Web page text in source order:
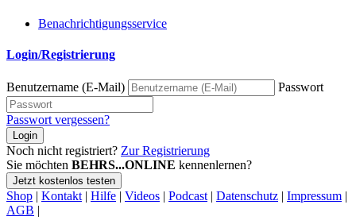
Benachrichtigungsservice
Login/Registrierung
Benutzername (E-Mail) Passwort
Passwort vergessen?
Login
Noch nicht registriert? Zur Registrierung
Sie möchten BEHRS...ONLINE kennenlernen?
Jetzt kostenlos testen
Shop | Kontakt | Hilfe | Videos | Podcast | Datenschutz | Impressum |
AGB |